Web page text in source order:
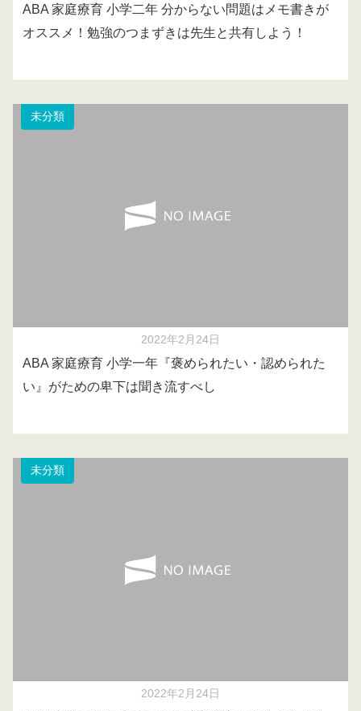
ABA 家庭療育 小学二年 分からない問題はメモ書きが
オススメ！勉強のつまずきは先生と共有しよう！
未分類
2022年2月24日
ABA 家庭療育 小学一年『褒められたい・認められた
い』がための卑下は聞き流すべし
未分類
2022年2月24日